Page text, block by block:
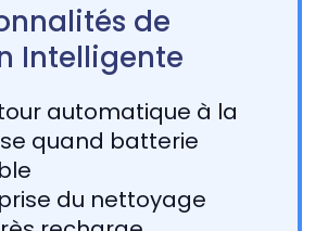
de
Intelligente
automatique à la
quand batterie
du nettoyage